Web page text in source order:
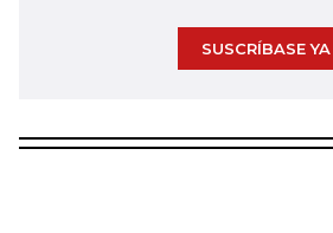
SUSCRÍBASE YA